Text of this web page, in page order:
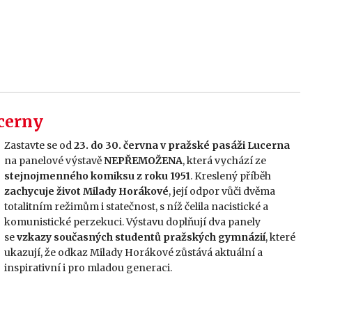
Zastavte se od 23. do 30. června v pražské pasáži Lucerna
na panelové výstavěNEPŘEMOŽENA, která vychází ze
stejnojmenného komiksu z roku 1951. Kreslený příběh
zachycuje život Milady Horákové, její odpor vůči dvěma
totalitním režimům i statečnost, s níž čelila nacistické a
komunistické perzekuci. Výstavu doplňují dva panely
sevzkazy současných studentů pražských gymnázií, které
ukazují, že odkaz Milady Horákové zůstává aktuální a
inspirativní i pro mladou generaci.